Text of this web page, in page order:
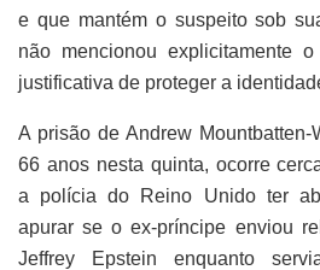
e que mantém o suspeito sob
não mencionou explicitamente
justificativa de proteger a
A prisão de Andrew Mountbatten-
66 anos nesta quinta, ocorre
a polícia do Reino Unido ter
apurar se o ex-príncipe enviou
Jeffrey Epstein enquanto